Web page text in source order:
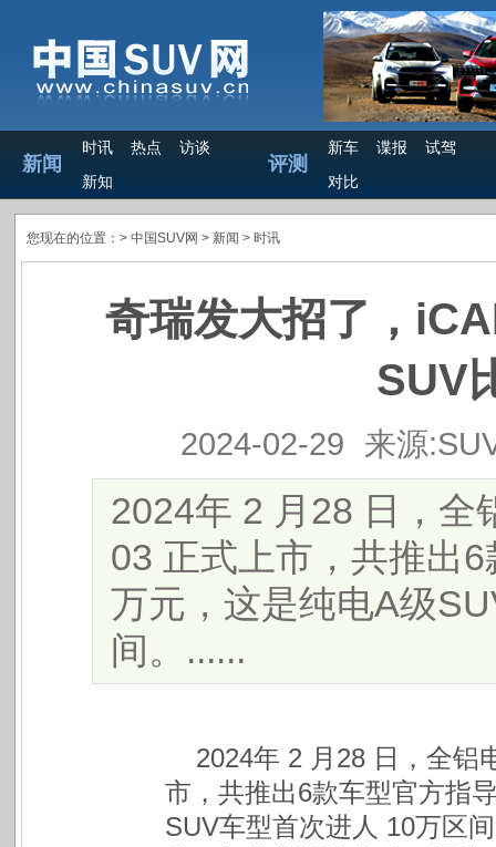
新闻
时讯 热点
访谈
新知
评测
新车 谍报
试驾
对比
您现在的位置：> 中国SUV网 > 新闻 > 时讯
奇瑞发大招了，
SUV
2024-02-29 来源
​2024年 2 月28 日，全
03 正式上市，共推出
万元，这是纯电A级
间。......
2024年 2 月28 日，全铝
市，共推出6款车型官方指
SUV车型首次进人 10万区